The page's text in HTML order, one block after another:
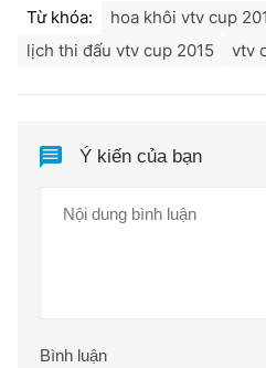
Từ khóa: hoa khôi vtv cup
lịch thi đấu vtv cup 2015
vtv
Ý kiến của bạn
Bình luận